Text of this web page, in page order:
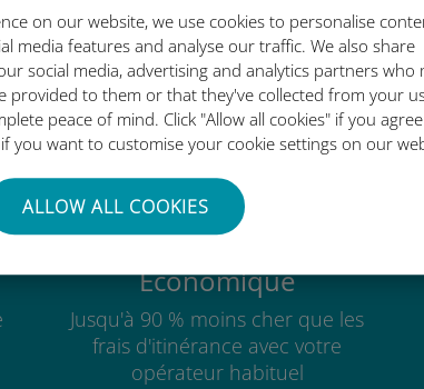
on our website, we use cookies to personalise
media features and analyse our traffic. We also share
social media, advertising and analytics partners who
to them or that they've collected from your
peace of mind. Click "Allow all cookies" if you
you want to customise your cookie settings on our
ALLOW ALL COOKIES
Ubigi est si bien
Économique
Jusqu'à 90 % moins cher que les
frais d'itinérance avec votre
opérateur habituel